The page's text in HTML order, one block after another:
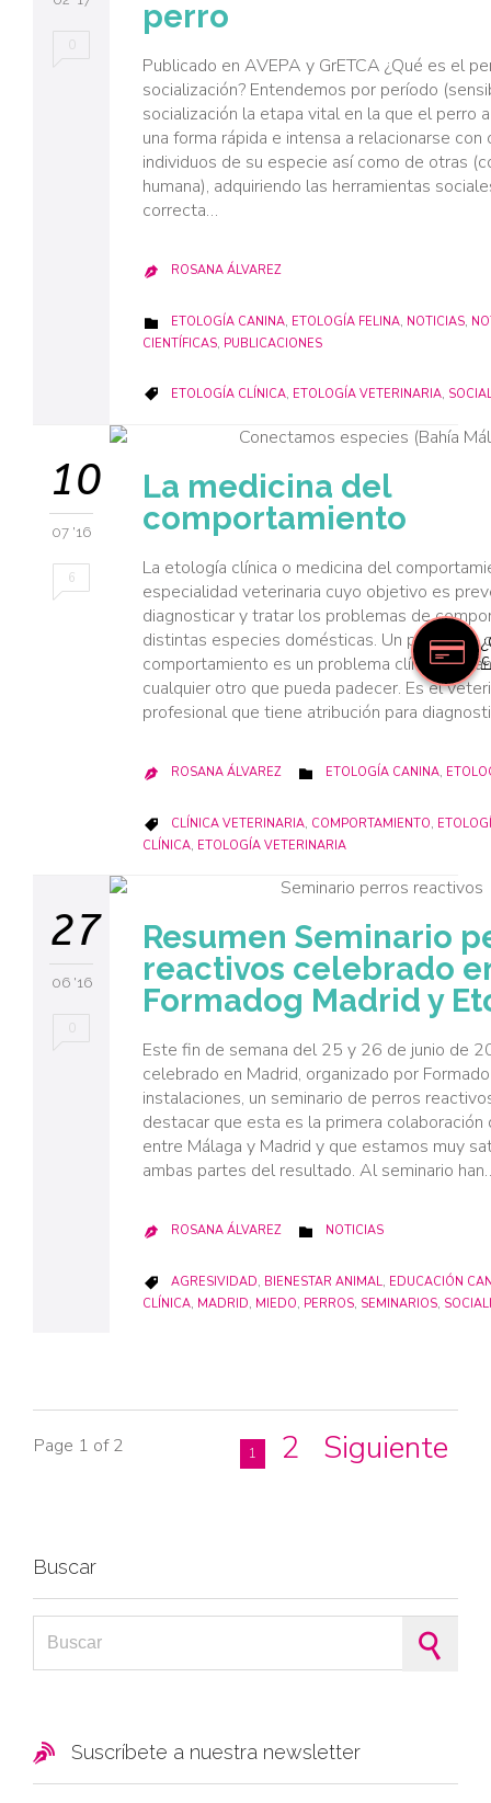
0
perro
Publicado en AVEPA y GrETCA ¿Qué es el
socialización? Entendemos por período
socialización la etapa vital en la que el perro
una forma rápida e intensa a relacionarse con
individuos de su especie así como de otras
humana), adquiriendo las herramientas
correcta…
 ROSANA ÁLVAREZ
 CATEGORY
ETOLOGÍA CANINA, ETOLOGÍA FELINA, NOTICIAS,
CIENTÍFICAS, PUBLICACIONES
 CATEGORY
ETOLOGÍA CLÍNICA, ETOLOGÍA VETERINARIA,
10
07 '16
6
La medicina del
comportamiento
La etología clínica o medicina del
especialidad veterinaria cuyo objetivo es
diagnosticar y tratar los problemas de
distintas especies domésticas. Un problema
comportamiento es un problema clínico del
cualquier otro que pueda padecer. Es el
profesional que tiene atribución para
 ROSANA ÁLVAREZ  CATEGORY
ETOLOGÍA CANINA,
 CATEGORY
CLÍNICA VETERINARIA, COMPORTAMIENTO,
CLÍNICA, ETOLOGÍA VETERINARIA
27
06 '16
0
Resumen Seminario
reactivos celebrado
Formadog Madrid y
Este fin de semana del 25 y 26 de junio de
celebrado en Madrid, organizado por
instalaciones, un seminario de perros
destacar que esta es la primera colaboración
entre Málaga y Madrid y que estamos muy
ambas partes del resultado. Al seminario
 ROSANA ÁLVAREZ  CATEGORY
NOTICIAS
 CATEGORY
AGRESIVIDAD, BIENESTAR ANIMAL, EDUCACIÓN
CLÍNICA, MADRID, MIEDO, PERROS, SEMINARIOS,
Page 1 of 2 1 2 Siguiente
Buscar
 Suscríbete a nuestra newsletter